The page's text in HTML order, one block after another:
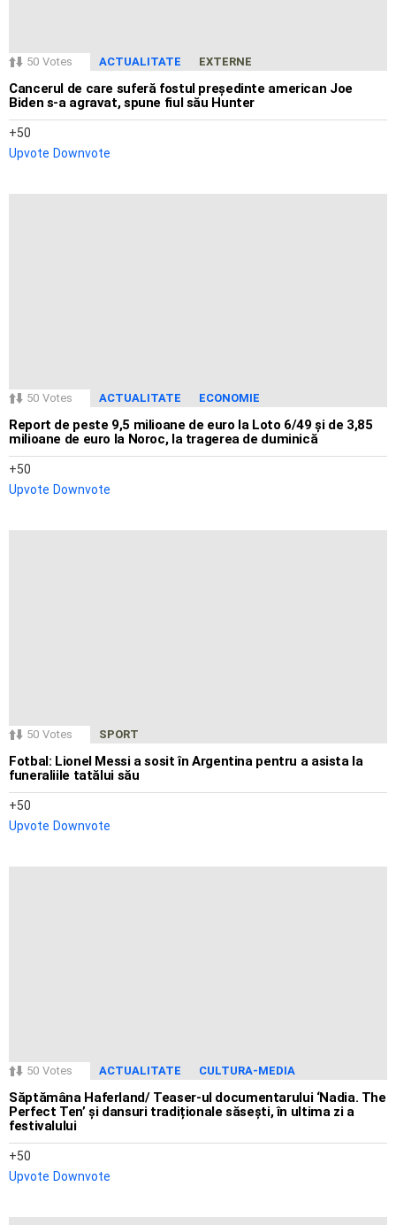
50 Votes ACTUALITATE EXTERNE
Cancerul de care suferă fostul președinte american Joe
Biden s-a agravat, spune fiul său Hunter
50
Upvote Downvote
50 Votes ACTUALITATE ECONOMIE
Report de peste 9,5 milioane de euro la Loto 6/49 și de 3,85
milioane de euro la Noroc, la tragerea de duminică
50
Upvote Downvote
50 Votes SPORT
Fotbal: Lionel Messi a sosit în Argentina pentru a asista la
funeraliile tatălui său
50
Upvote Downvote
50 Votes ACTUALITATE CULTURA-MEDIA
Săptămâna Haferland/ Teaser-ul documentarului ‘Nadia. The
Perfect Ten’ și dansuri tradiționale săsești, în ultima zi a
festivalului
50
Upvote Downvote